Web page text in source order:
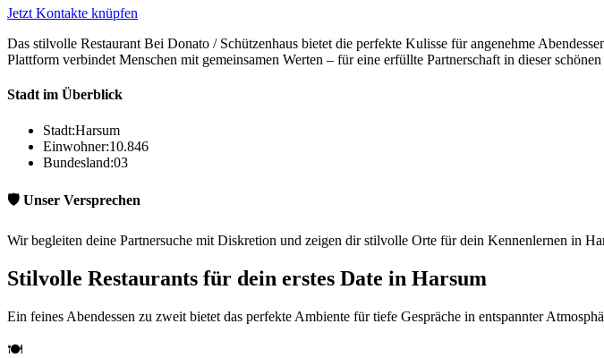
Jetzt Kontakte knüpfen
Das stilvolle Restaurant Bei Donato / Schützenhaus bietet die perfekte Kulisse für angenehme
Plattform verbindet Menschen mit gemeinsamen Werten – für eine erfüllte Partnerschaft in dieser schönen
Stadt im Überblick
Stadt:Harsum
Einwohner:10.846
Bundesland:03
🛡️ Unser Versprechen
Wir begleiten deine Partnersuche mit Diskretion und zeigen dir stilvolle Orte für dein Kennenlernen in
Stilvolle Restaurants für dein erstes Date in Harsum
Ein feines Abendessen zu zweit bietet das perfekte Ambiente für tiefe Gespräche in entspannter
🍽️